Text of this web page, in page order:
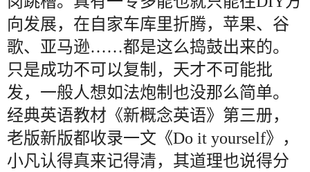
向发展，在自家车库里折腾，苹果、谷
歌、亚马逊……都是这么捣鼓出来的。
只是成功不可以复制，天才不可能批
发，一般人想如法炮制也没那么简单。
经典英语教材《新概念英语》第三册，
老版新版都收录一文《Do it yourself》，
小凡认得真来记得清，其道理也说得分